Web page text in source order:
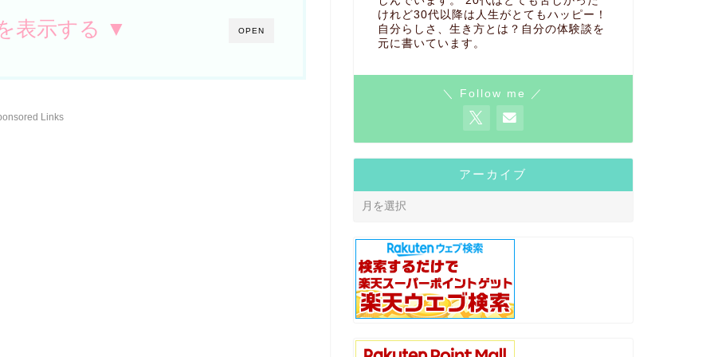
OPEN
表示する ▼
Links
けれど30代以降は人生がとてもハッピー！
自分らしさ、生き方とは？自分の体験談を
元に書いています。
＼ Follow me ／
アーカイブ